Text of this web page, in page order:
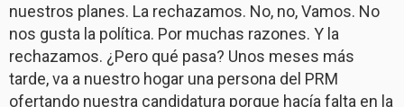
nuestros planes. La rechazamos. No, no, Vamos. No
nos gusta la política. Por muchas razones. Y la
rechazamos. ¿Pero qué pasa? Unos meses más
tarde, va a nuestro hogar una persona del PRM
ofertando nuestra candidatura porque hacía falta en la